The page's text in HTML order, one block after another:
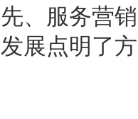
先、服务营
发展点明了